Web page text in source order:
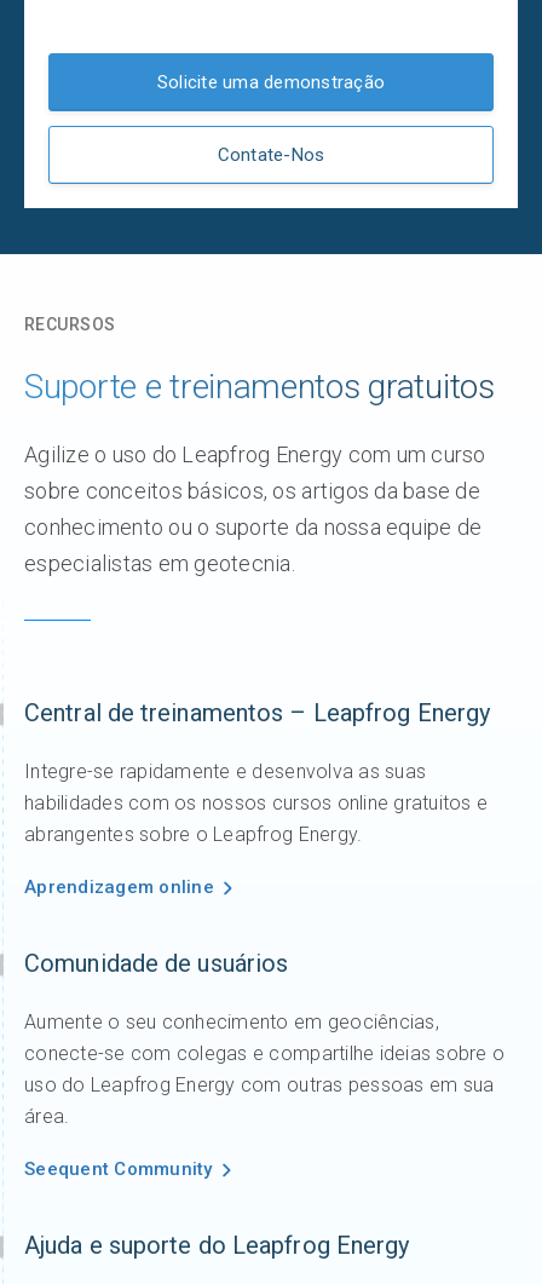
Solicite uma demonstração
Contate-Nos
RECURSOS
Suporte e treinamentos gratuitos
Agilize o uso do Leapfrog Energy com um curso
sobre conceitos básicos, os artigos da base de
conhecimento ou o suporte da nossa equipe de
especialistas em geotecnia.
Central de treinamentos – Leapfrog Energy
Integre-se rapidamente e desenvolva as suas
habilidades com os nossos cursos online gratuitos e
abrangentes sobre o Leapfrog Energy.
Aprendizagem online
Comunidade de usuários
Aumente o seu conhecimento em geociências,
conecte-se com colegas e compartilhe ideias sobre o
uso do Leapfrog Energy com outras pessoas em sua
área.
Seequent Community
Ajuda e suporte do Leapfrog Energy